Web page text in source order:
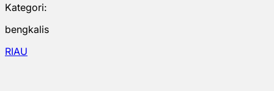
Kategori:
bengkalis
RIAU